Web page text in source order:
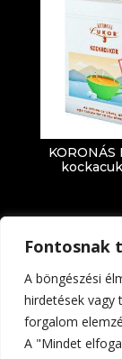
Fontosnak
A böngészési
hirdetések vagy
forgalom
A "Mindet